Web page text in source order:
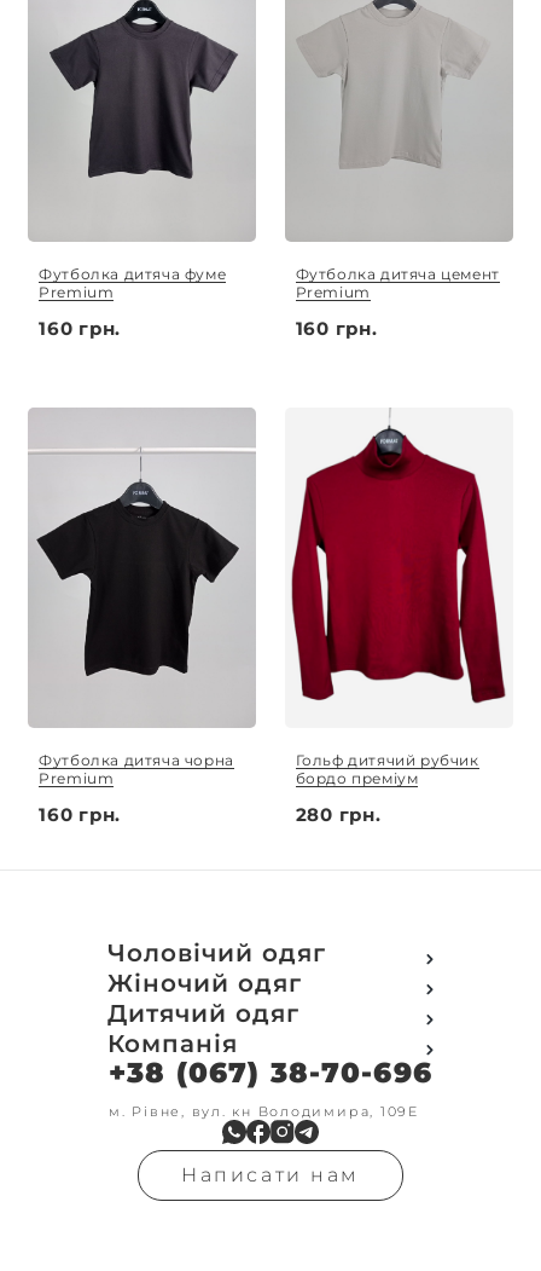
Футболка дитяча фуме
Premium
160 грн.
Футболка дитяча цемент
Premium
160 грн.
Футболка дитяча чорна
Premium
160 грн.
Гольф дитячий рубчик
бордо преміум
280 грн.
Чоловічий одяг
Футболки
Футболки Polo
Кофти
Світшот
Кенгуру
Кофта з замком
Олімпійки
Флісові кофти
Гольфи
Реглан
Жіночий одяг
Футболки
Поло
Кофти
Світшот
Олімпійки
Кофта на замку
Бомбери
В'язка
Гольфи
Дитячий одяг
Футболки
Кофти
Світшоти
Кенгуру
Кенгуру замок
Костюми
Штани
Шорти
Компанія
Про компанію
Доставка та оплата
Друк на замовлення
Обмін та повернення
Контакти
Умови оформлення
замовлення
+38 (067) 38-70-696
м. Рівне, вул. кн Володимира, 109Е
Написати нам